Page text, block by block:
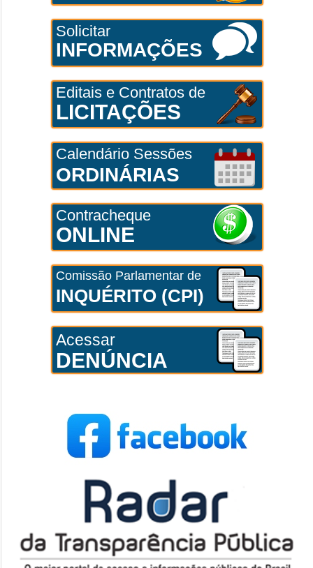
Solicitar
INFORMAÇÕES
Editais e Contratos de
LICITAÇÕES
Calendário Sessões
ORDINÁRIAS
Contracheque
ONLINE
Comissão Parlamentar de
INQUÉRITO (CPI)
Acessar
DENÚNCIA